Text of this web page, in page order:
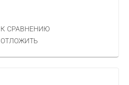
К СРАВНЕНИЮ
ОТЛОЖИТЬ